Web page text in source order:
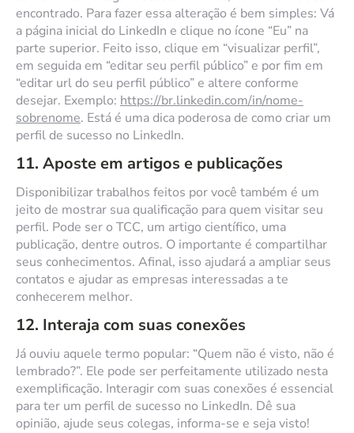
encontrado. Para fazer essa alteração é bem simples: Vá
a página inicial do LinkedIn e clique no ícone “Eu” na
parte superior. Feito isso, clique em “visualizar perfil”,
em seguida em “editar seu perfil público” e por fim em
“editar url do seu perfil público” e altere conforme
desejar. Exemplo: https://br.linkedin.com/in/nome-
sobrenome. Está é uma dica poderosa de como criar um
perfil de sucesso no LinkedIn.
11. Aposte em artigos e publicações
Disponibilizar trabalhos feitos por você também é um
jeito de mostrar sua qualificação para quem visitar seu
perfil. Pode ser o TCC, um artigo científico, uma
publicação, dentre outros. O importante é compartilhar
seus conhecimentos. Afinal, isso ajudará a ampliar seus
contatos e ajudar as empresas interessadas a te
conhecerem melhor.
12. Interaja com suas conexões
Já ouviu aquele termo popular: “Quem não é visto, não é
lembrado?”. Ele pode ser perfeitamente utilizado nesta
exemplificação. Interagir com suas conexões é essencial
para ter um perfil de sucesso no LinkedIn. Dê sua
opinião, ajude seus colegas, informa-se e seja visto!